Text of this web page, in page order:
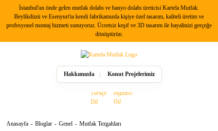
İstanbul'un önde gelen mutfak dolabı ve banyo dolabı üreticisi Kartela Mutfak.
Beylikdüzü ve Esenyurt'ta kendi fabrikamızda kişiye özel tasarım, kaliteli üretim ve
profesyonel montaj hizmeti sunuyoruz. Ücretsiz keşif ve 3D tasarım ile hayalinizi gerçeğe
dönüştürün.
Hakkımızda Konut Projelerimiz
Anasayfa Bloglar Genel Mutfak Tezgahları